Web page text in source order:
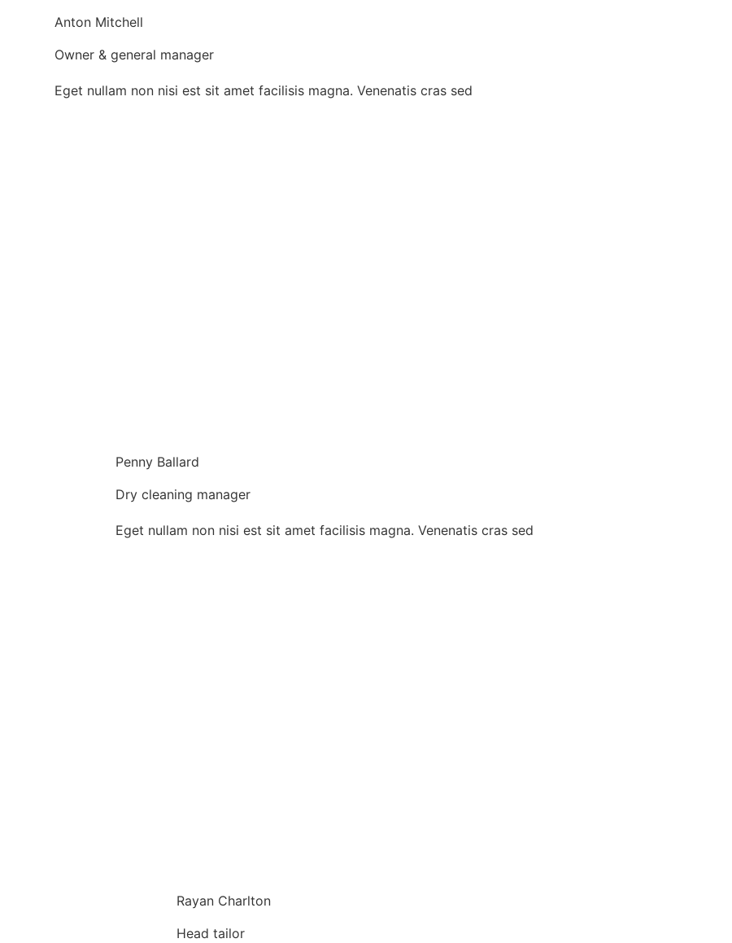
Anton Mitchell
Owner & general manager
Eget nullam non nisi est sit amet facilisis magna. Venenatis cras sed
Penny Ballard
Dry cleaning manager
Eget nullam non nisi est sit amet facilisis magna. Venenatis cras sed
Rayan Charlton
Head tailor